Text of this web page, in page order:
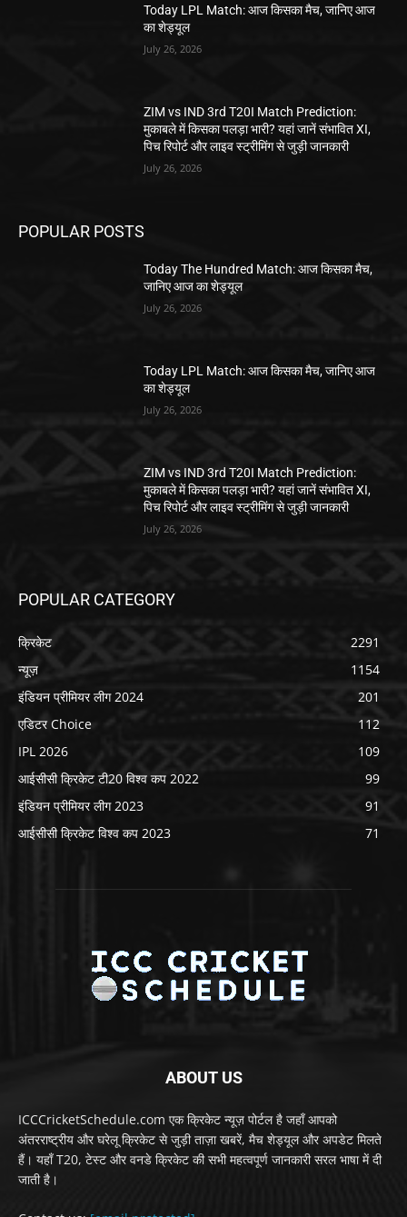
Today LPL Match: आज किसका मैच, जानिए आज
का शेड्यूल
July 26, 2026
ZIM vs IND 3rd T20I Match Prediction:
मुकाबले में किसका पलड़ा भारी? यहां जानें संभावित XI,
पिच रिपोर्ट और लाइव स्ट्रीमिंग से जुड़ी जानकारी
July 26, 2026
POPULAR POSTS
Today The Hundred Match: आज किसका मैच,
जानिए आज का शेड्यूल
July 26, 2026
Today LPL Match: आज किसका मैच, जानिए आज
का शेड्यूल
July 26, 2026
ZIM vs IND 3rd T20I Match Prediction:
मुकाबले में किसका पलड़ा भारी? यहां जानें संभावित XI,
पिच रिपोर्ट और लाइव स्ट्रीमिंग से जुड़ी जानकारी
July 26, 2026
POPULAR CATEGORY
क्रिकेट
2291
न्यूज़
1154
इंडियन प्रीमियर लीग 2024
201
एडिटर Choice
112
IPL 2026
109
आईसीसी क्रिकेट टी20 विश्व कप 2022
99
इंडियन प्रीमियर लीग 2023
91
आईसीसी क्रिकेट विश्व कप 2023
71
ABOUT US
ICCCricketSchedule.com एक क्रिकेट न्यूज़ पोर्टल है जहाँ आपको
अंतरराष्ट्रीय और घरेलू क्रिकेट से जुड़ी ताज़ा खबरें, मैच शेड्यूल और अपडेट मिलते
हैं। यहाँ T20, टेस्ट और वनडे क्रिकेट की सभी महत्वपूर्ण जानकारी सरल भाषा में दी
जाती है।